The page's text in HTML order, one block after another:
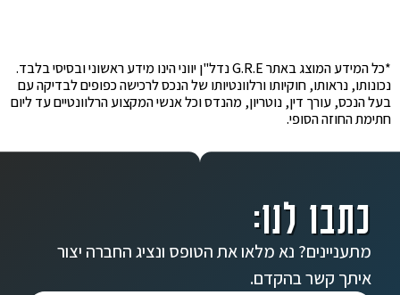
*כל המידע המוצג באתר G.R.E נדל"ן יווני הינו מידע ראשוני ובסיסי בלבד.
נכונותו, נראותו, חוקיותו ורלוונטיותו של הנכס לרכישה כפופים לבדיקה עם
בעל הנכס, עורך דין, נוטריון, מהנדס וכל אנשי המקצוע הרלוונטיים עד ליום
חתימת החוזה הסופי.
כתבו לנו:
מתעניינים? נא מלאו את הטופס ונציג החברה יצור
איתך קשר בהקדם.